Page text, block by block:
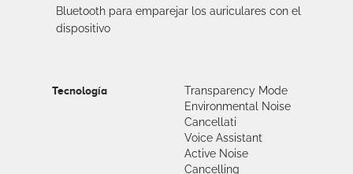
Bluetooth para emparejar los auriculares con el
dispositivo
Tecnología
Transparency Mode
Environmental Noise
Cancellati
Voice Assistant
Active Noise
Cancelling